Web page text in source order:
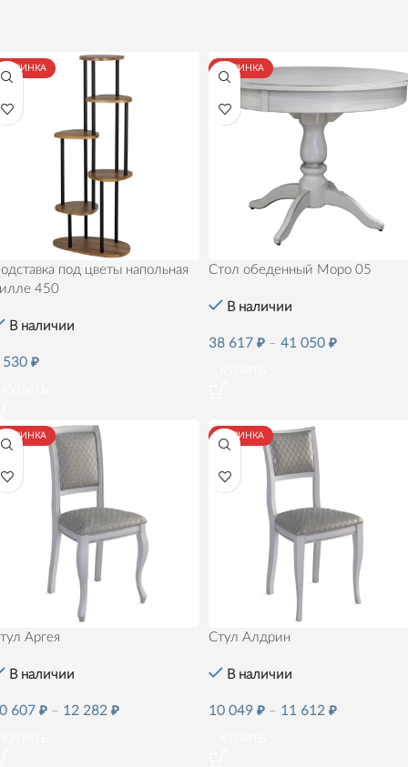
НОВИНКА
под цветы напольная
450
В наличии
530 ₽
НОВИНКА
Стол обеденный Моро 05
В наличии
38 617 ₽ – 41 050 ₽
НОВИНКА
Аргея
В наличии
607 ₽ – 12 282 ₽
НОВИНКА
Стул Алдрин
В наличии
10 049 ₽ – 11 612 ₽